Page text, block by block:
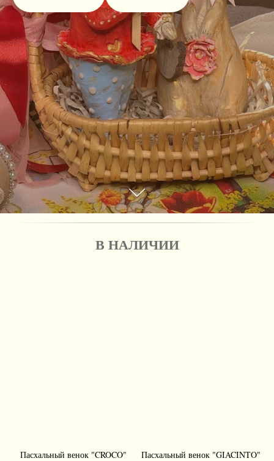
В НАЛИЧИИ
Пасхальный венок "CROCO" Пасхальный венок "GIACINTO"